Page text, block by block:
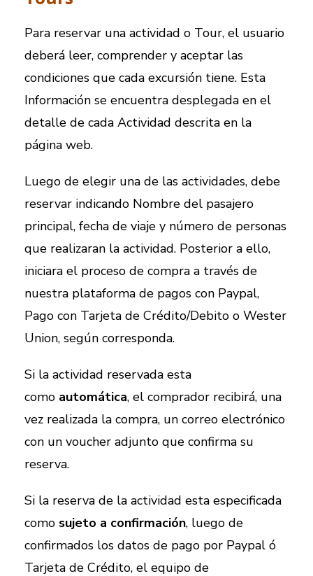
Para reservar una actividad o Tour, el usuario
deberá leer, comprender y aceptar las
condiciones que cada excursión tiene. Esta
Información se encuentra desplegada en el
detalle de cada Actividad descrita en la
página web.
Luego de elegir una de las actividades, debe
reservar indicando Nombre del pasajero
principal, fecha de viaje y número de personas
que realizaran la actividad. Posterior a ello,
iniciara el proceso de compra a través de
nuestra plataforma de pagos con Paypal,
Pago con Tarjeta de Crédito/Debito o Wester
Union, según corresponda.
Si la actividad reservada esta
como automática, el comprador recibirá, una
vez realizada la compra, un correo electrónico
con un voucher adjunto que confirma su
reserva.
Si la reserva de la actividad esta especificada
como sujeto a confirmación, luego de
confirmados los datos de pago por Paypal ó
Tarjeta de Crédito, el equipo de